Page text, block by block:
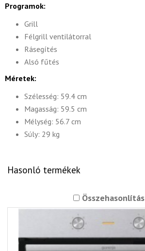
Programok:
Grill
Félgrill ventilátorral
Rásegítés
Alsó fűtés
Méretek:
Szélesség: 59.4 cm
Magasság: 59.5 cm
Mélység: 56.7 cm
Súly: 29 kg
Hasonló termékek
Összehasonlítás